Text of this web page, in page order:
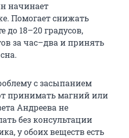
начинает
Помогает снижать
до 18–20 градусов,
за час–два и принять
с засыпанием
принимать магний или
Андреева не
без консультации
у обоих веществ есть